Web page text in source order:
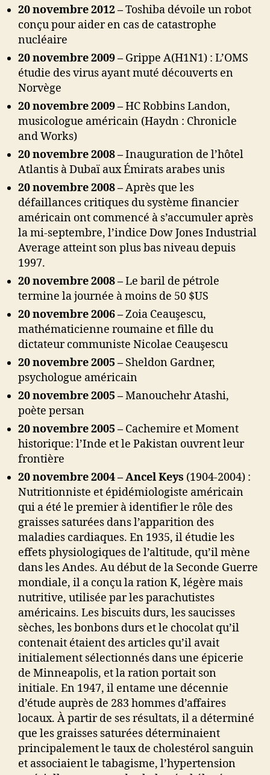
20 novembre 2012 –Toshiba dévoile un robot
conçu pour aider en cas de catastrophe
nucléaire
20 novembre 2009 – Grippe A(H1N1) : L’OMS
étudie des virus ayant muté découverts en
Norvège
20 novembre 2009 –HC Robbins Landon,
musicologue américain (Haydn : Chronicle
and Works)
20 novembre 2008 –Inauguration de l’hôtel
Atlantis à Dubaï aux Émirats arabes unis
20 novembre 2008 –Après que les
défaillances critiques du système financier
américain ont commencé à s’accumuler après
la mi-septembre, l’indice Dow Jones Industrial
Average atteint son plus bas niveau depuis
1997.
20 novembre 2008 –Le baril de pétrole
termine la journée à moins de 50 $US
20 novembre 2006 –Zoia Ceauşescu,
mathématicienne roumaine et fille du
dictateur communiste Nicolae Ceauşescu
20 novembre 2005 – Sheldon Gardner,
psychologue américain
20 novembre 2005 –Manouchehr Atashi,
poète persan
20 novembre 2005 – Cachemire et Moment
historique: l’Inde et le Pakistan ouvrent leur
frontière
20 novembre 2004 – Ancel Keys (1904-2004) :
Nutritionniste et épidémiologiste américain
qui a été le premier à identifier le rôle des
graisses saturées dans l’apparition des
maladies cardiaques. En 1935, il étudie les
effets physiologiques de l’altitude, qu’il mène
dans les Andes. Au début de la Seconde Guerre
mondiale, il a conçu la ration K, légère mais
nutritive, utilisée par les parachutistes
américains. Les biscuits durs, les saucisses
sèches, les bonbons durs et le chocolat qu’il
contenait étaient des articles qu’il avait
initialement sélectionnés dans une épicerie
de Minneapolis, et la ration portait son
initiale. En 1947, il entame une décennie
d’étude auprès de 283 hommes d’affaires
locaux. À partir de ses résultats, il a déterminé
que les graisses saturées déterminaient
principalement le taux de cholestérol sanguin
et associaient le tabagisme, l’hypertension